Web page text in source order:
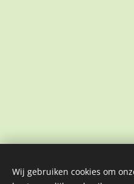
Wij gebruiken cookies om